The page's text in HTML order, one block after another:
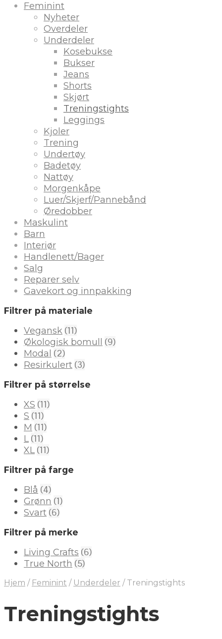
Feminint
Nyheter
Overdeler
Underdeler
Kosebukse
Bukser
Jeans
Shorts
Skjørt
Treningstights
Leggings
Kjoler
Trening
Undertøy
Badetøy
Nattøy
Morgenkåpe
Luer/Skjerf/Pannebånd
Øredobber
Maskulint
Barn
Interiør
Handlenett/Bager
Salg
Reparer selv
Gavekort og innpakking
Filtrer på materiale
Vegansk (11)
Økologisk bomull (9)
Modal (2)
Resirkulert (3)
Filtrer på størrelse
XS (11)
S (11)
M (11)
L (11)
XL (11)
Filtrer på farge
Blå (4)
Grønn (1)
Svart (6)
Filtrer på merke
Living Crafts (6)
True North (5)
Hjem / Feminint / Underdeler / Treningstights
Treningstights